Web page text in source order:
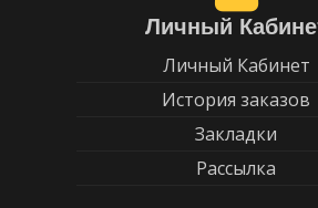
Личный
Личный Кабинет
История заказов
Закладки
Рассылка